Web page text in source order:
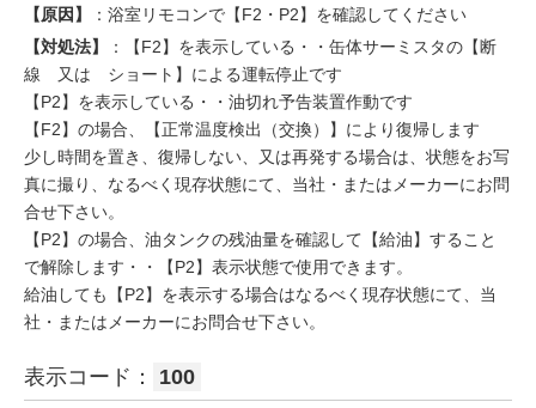
【原因】
：浴室リモコンで【F2・P2】を確認してください
【対処法】
：【F2】を表示している・・缶体サーミスタの【断
線 又は ショート】による運転停止です
【P2】を表示している・・油切れ予告装置作動です
【F2】の場合、【正常温度検出（交換）】により復帰します
少し時間を置き、復帰しない、又は再発する場合は、状態をお写
真に撮り、なるべく現存状態にて、当社・またはメーカーにお問
合せ下さい。
【P2】の場合、油タンクの残油量を確認して【給油】すること
で解除します・・【P2】表示状態で使用できます。
給油しても【P2】を表示する場合はなるべく現存状態にて、当
社・またはメーカーにお問合せ下さい。
表示コード： 100